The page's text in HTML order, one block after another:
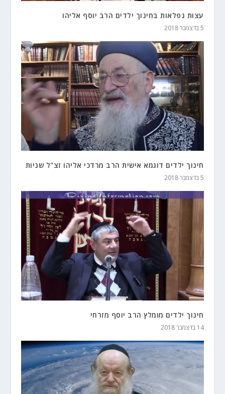
עצות נפלאות בחינוך ילדים הרב יוסף אליהו
5 בדצמבר 2018
חינוך ילדים דוגמא אישית הרב מרדכי אליהו זצ"ל שניות
5 בדצמבר 2018
חינוך ילדים מומלץ הרב יוסף מזרחי
14 בדצמבר 2018